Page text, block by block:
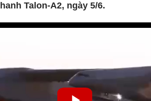
Talon-A2, ngày 5/6.